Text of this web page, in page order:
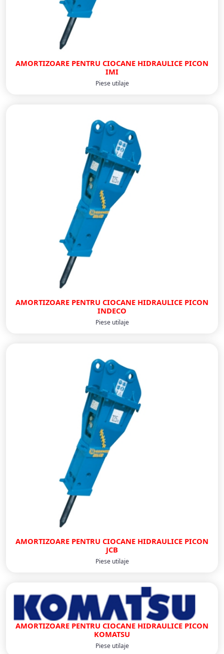
AMORTIZOARE PENTRU CIOCANE HIDRAULICE PICON
IMI
Piese utilaje
AMORTIZOARE PENTRU CIOCANE HIDRAULICE PICON
INDECO
Piese utilaje
AMORTIZOARE PENTRU CIOCANE HIDRAULICE PICON
JCB
Piese utilaje
AMORTIZOARE PENTRU CIOCANE HIDRAULICE PICON
KOMATSU
Piese utilaje